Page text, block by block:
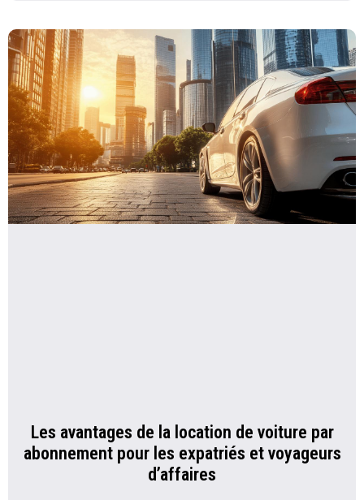
Les avantages de la location de voiture par
abonnement pour les expatriés et voyageurs
d’affaires